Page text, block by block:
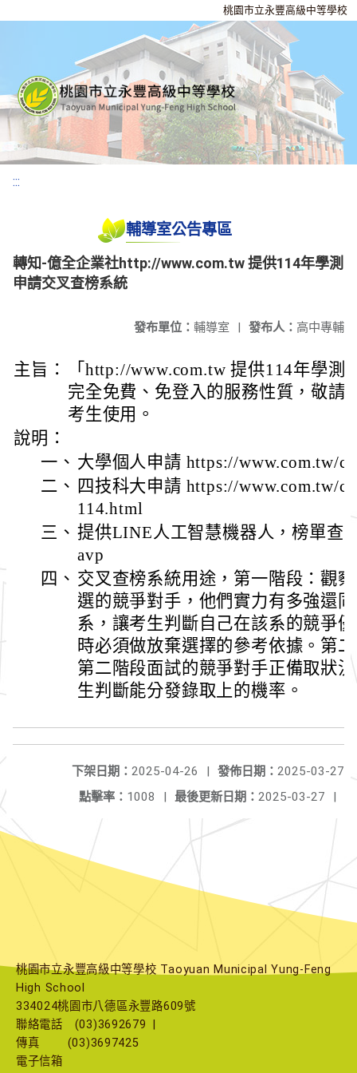
桃園市立永豐高級中等學校
:::
輔導室公告專區
轉知-億全企業社http://www.com.tw 提供114年學測
申請交叉查榜系統
發布人： 高中專輔
發布單位： 輔導室 |
主旨：
「http://www.com.tw 提供114年學測
完全免費、免登入的服務性質，敬請
考生使用。
說明：
一、 大學個人申請 https://www.com.tw/
二、 四技科大申請 https://www.com.tw/
114.html
三、 提供LINE人工智慧機器人，榜單查
avp
四、 交叉查榜系統用途，第一階段：觀
選的競爭對手，他們實力有多強還
系，讓考生判斷自己在該系的競爭
時必須做放棄選擇的參考依據。第
第二階段面試的競爭對手正備取狀
生判斷能分發錄取上的機率。
發佈日期： 2025-03-27
下架日期： 2025-04-26
|
最後更新日期： 2025-03-27 |
點擊率： 1008 |
桃園市立永豐高級中等學校 Taoyuan Municipal Yung-Feng
High School
334024桃園市八德區永豐路609號
聯絡電話
(03)3692679
傳真
(03)3697425
電子信箱